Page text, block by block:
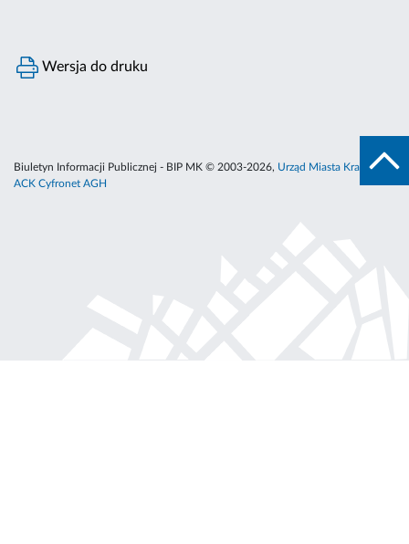
Wersja do druku
Biuletyn Informacji Publicznej - BIP MK © 2003-2026, Urząd Miasta Krakowa
ACK Cyfronet AGH